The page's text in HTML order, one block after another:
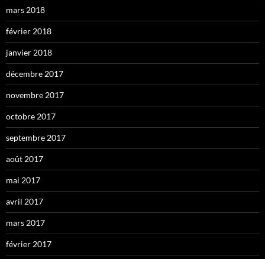
mars 2018
février 2018
janvier 2018
décembre 2017
novembre 2017
octobre 2017
septembre 2017
août 2017
mai 2017
avril 2017
mars 2017
février 2017